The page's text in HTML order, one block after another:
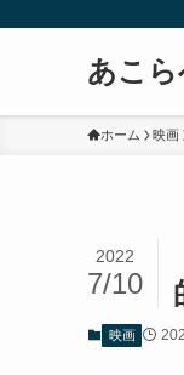
あこら
ホーム 映画
2022
7/10
映画